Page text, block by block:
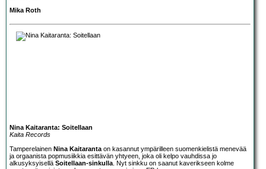
Mika Roth
Nina Kaitaranta: Soitellaan
Kaita Records
Tamperelainen Nina Kaitaranta on kasannut ympärilleen suomenkielistä menevää
ja orgaanista popmusiikkia esittävän yhtyeen, joka oli kelpo vauhdissa jo
alkusyksyisellä Soitellaan-sinkulla . Nyt sinkku on saanut kaverikseen kolme